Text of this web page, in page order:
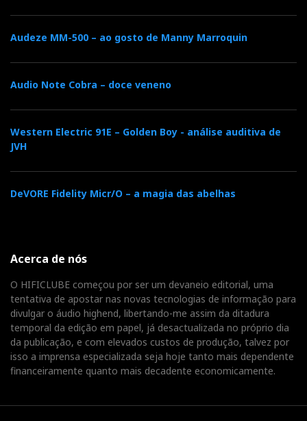
Audeze MM-500 – ao gosto de Manny Marroquin
Audio Note Cobra – doce veneno
Western Electric 91E – Golden Boy - análise auditiva de
JVH
DeVORE Fidelity Micr/O – a magia das abelhas
Acerca de nós
O HIFICLUBE começou por ser um devaneio editorial, uma
tentativa de apostar nas novas tecnologias de informação para
divulgar o áudio highend, libertando-me assim da ditadura
temporal da edição em papel, já desactualizada no próprio dia
da publicação, e com elevados custos de produção, talvez por
isso a imprensa especializada seja hoje tanto mais dependente
financeiramente quanto mais decadente economicamente.